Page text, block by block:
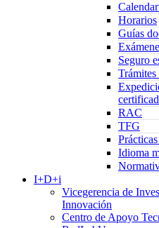
Horarios
Guías
Seguro
Trámites
RAC
TFG
Idioma
I+D+i
Vicegerencia de
Innovación
Centro de Apoyo